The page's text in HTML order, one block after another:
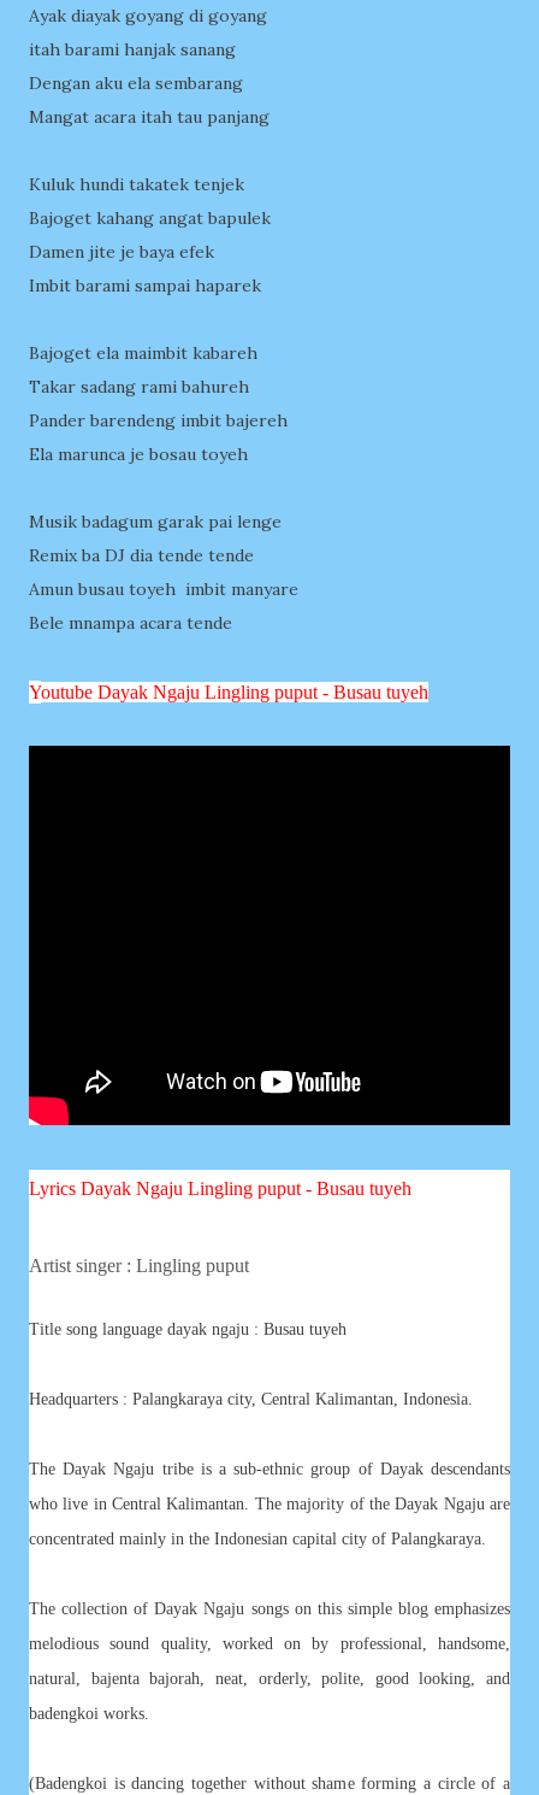
Ayak diayak goyang di goyang
itah barami hanjak sanang
Dengan aku ela sembarang
Mangat acara itah tau panjang
Kuluk hundi takatek tenjek
Bajoget kahang angat bapulek
Damen jite je baya efek
Imbit barami sampai haparek
Bajoget ela maimbit kabareh
Takar sadang rami bahureh
Pander barendeng imbit bajereh
Ela marunca je bosau toyeh
Musik badagum garak pai lenge
Remix ba DJ dia tende tende
Amun busau toyeh imbit manyare
Bele mnampa acara tende
Youtube Dayak Ngaju Lingling puput - Busau tuyeh
Lyrics Dayak Ngaju Lingling puput - Busau tuyeh
Artist singer : Lingling puput
Title song language dayak ngaju : Busau tuyeh
Headquarters : Palangkaraya city, Central Kalimantan, Indonesia.
The Dayak Ngaju tribe is a sub-ethnic group of Dayak descendants
who live in Central Kalimantan. The majority of the Dayak Ngaju are
concentrated mainly in the Indonesian capital city of Palangkaraya.
The collection of Dayak Ngaju songs on this simple blog emphasizes
melodious sound quality, worked on by professional, handsome,
natural, bajenta bajorah, neat, orderly, polite, good looking, and
badengkoi works.
(Badengkoi is dancing together without shame forming a circle of a